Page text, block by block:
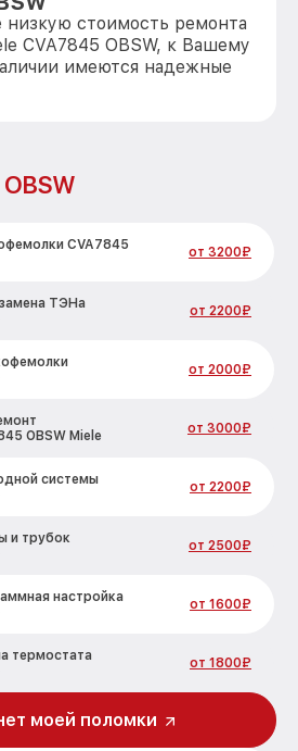
низкую стоимость ремонта
CVA7845 OBSW, к Вашему
имеются надежные
CVA7845
от 3200₽
ТЭНа
от 2200₽
от 2000₽
OBSW Miele
от 3000₽
системы
от 2200₽
и трубок
от 2500₽
настройка
от 1600₽
термостата
от 1800₽
моей поломки